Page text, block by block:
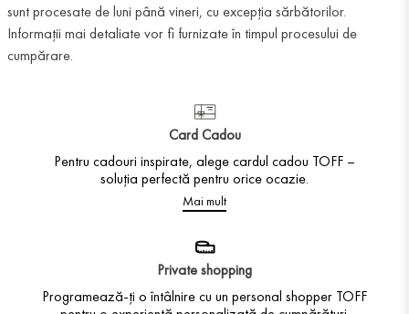
sunt procesate de luni până vineri, cu excepția sărbătorilor.
Informații mai detaliate vor fi furnizate în timpul procesului de
cumpărare.
Card Cadou
Pentru cadouri inspirate, alege cardul cadou TOFF –
soluția perfectă pentru orice ocazie.
Mai mult
Private shopping
Programează-ți o întâlnire cu un personal shopper TOFF